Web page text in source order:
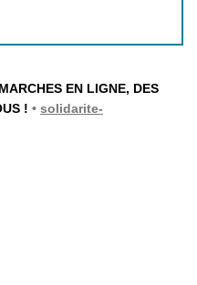
EN LIGNE, DES
! • solidarite-